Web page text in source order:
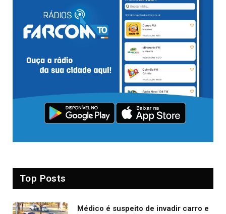
Top Posts
Médico é suspeito de invadir carro e